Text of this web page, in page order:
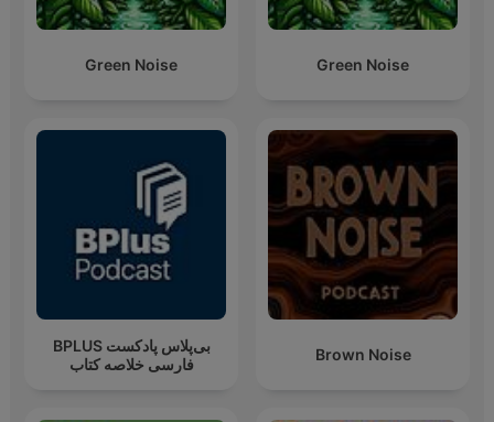
Green Noise Green Noise
‌BPLUS بی‌پلاس پادکست
فارسی خلاصه کتاب
Brown Noise